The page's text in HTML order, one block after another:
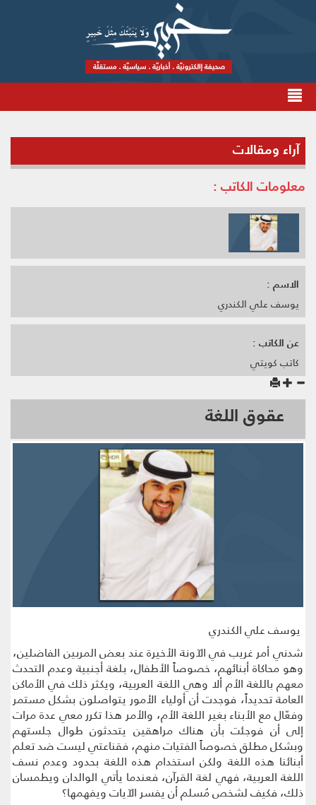
آراء ومقالات
معلومات الكاتب :
الاسم :
يوسف علي الكندري
عن الكاتب :
كاتب كويتي
عقوق اللغة
يوسف علي الكندري
شدني أمر غريب في الآونة الأخيرة عند بعض المربين الفاضلين،
وهو محاكاة أبنائهم، خصوصاً الأطفال، بلغة أجنبية وعدم التحدث
معهم باللغة الأم ألا وهي اللغة العربية، ويكثر ذلك في الأماكن
العامة تحديداً، فوجدت أن أولياء الأمور يتواصلون بشكل مستمر
وفعّال مع الأبناء بغير اللغة الأم، والأمر هذا تكرر معي عدة مرات
إلى أن فوجئت بأن هناك مراهقين يتحدثون طوال جلستهم
وبشكل مطلق خصوصاً الفتيات منهم، فقناعتي ليست ضد تعلم
أبنائنا هذه اللغة ولكن استخدام هذه اللغة بحدود وعدم نسف
اللغة العربية، فهي لغة القرآن، فعندما يأتي الوالدان ويطمسان
ذلك، فكيف لشخص مُسلم أن يفسر الآيات ويفهمها؟